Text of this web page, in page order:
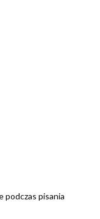
podczas pisania